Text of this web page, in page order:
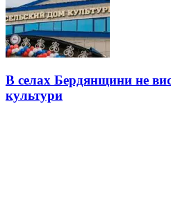
В селах Бердянщини не
культури